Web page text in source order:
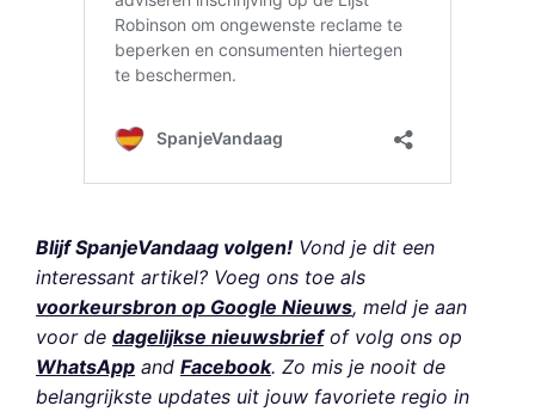
Blijf SpanjeVandaag volgen! Vond je dit een
interessant artikel? Voeg ons toe als
voorkeursbron op Google Nieuws, meld je aan
voor de dagelijkse nieuwsbriefof volg ons op
WhatsApp and Facebook. Zo mis je nooit de
belangrijkste updates uit jouw favoriete regio in